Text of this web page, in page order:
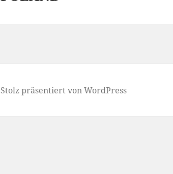
Stolz präsentiert von WordPress